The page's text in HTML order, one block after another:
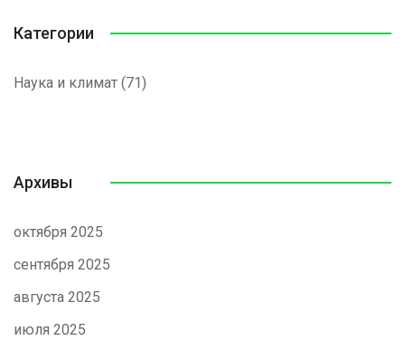
Категории
Наука и климат (71)
Архивы
октября 2025
сентября 2025
августа 2025
июля 2025